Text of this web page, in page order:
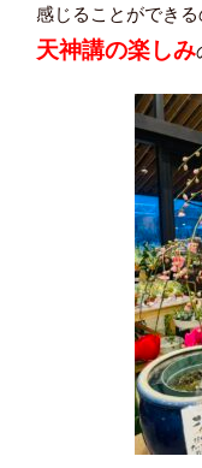
感じることができる
天神講の楽しみ